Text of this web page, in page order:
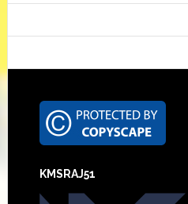
Footer
KMSRAJ51